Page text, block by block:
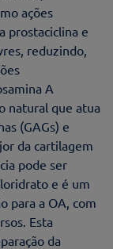
ações
prostaciclina e
reduzindo,
A
natural que atua
(GAGs) e
da cartilagem
pode ser
e é um
para a OA, com
Esta
da